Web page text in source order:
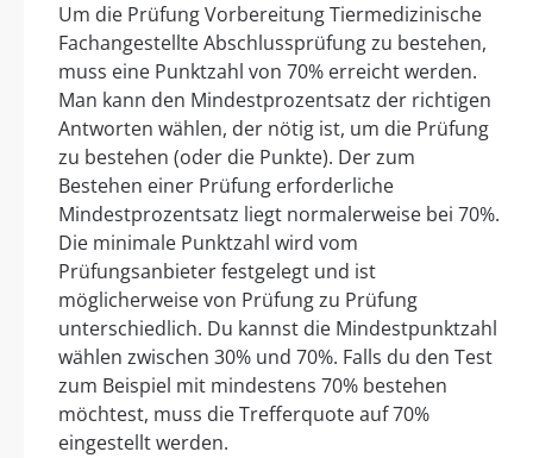
Um die Prüfung Vorbereitung Tiermedizinische
Fachangestellte Abschlussprüfung zu bestehen,
muss eine Punktzahl von 70% erreicht werden.
Man kann den Mindestprozentsatz der richtigen
Antworten wählen, der nötig ist, um die Prüfung
zu bestehen (oder die Punkte). Der zum
Bestehen einer Prüfung erforderliche
Mindestprozentsatz liegt normalerweise bei 70%.
Die minimale Punktzahl wird vom
Prüfungsanbieter festgelegt und ist
möglicherweise von Prüfung zu Prüfung
unterschiedlich. Du kannst die Mindestpunktzahl
wählen zwischen 30% und 70%. Falls du den Test
zum Beispiel mit mindestens 70% bestehen
möchtest, muss die Trefferquote auf 70%
eingestellt werden.